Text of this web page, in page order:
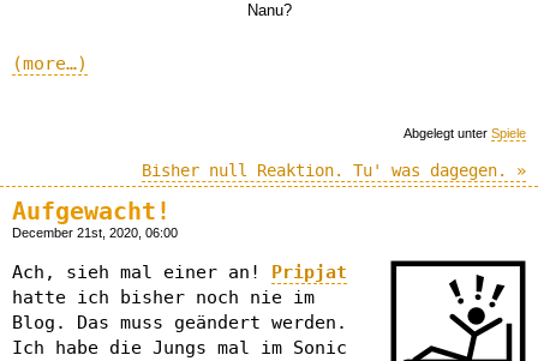
Nanu?
(more…)
Abgelegt unter Spiele
Bisher null Reaktion. Tu' was dagegen. »
Aufgewacht!
December 21st, 2020, 06:00
Ach, sieh mal einer an! Pripjat
hatte ich bisher noch nie im
Blog. Das muss geändert werden.
Ich habe die Jungs mal im Sonic